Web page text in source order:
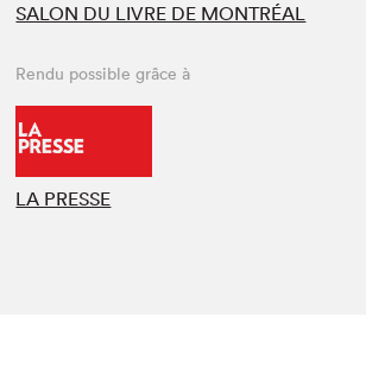
SALON DU LIVRE DE MONTRÉAL
Rendu possible grâce à
LA PRESSE